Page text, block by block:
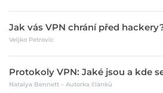
Jak vás VPN chrání před
Veljko Petrovic
Protokoly VPN: Jaké jsou a kde
Natalya Bennett – Autorka článků